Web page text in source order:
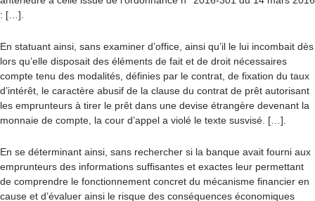
: […].
En statuant ainsi, sans examiner d’office, ainsi qu’il le lui incombait dès
lors qu’elle disposait des éléments de fait et de droit nécessaires
compte tenu des modalités, définies par le contrat, de fixation du taux
d’intérêt, le caractère abusif de la clause du contrat de prêt autorisant
les emprunteurs à tirer le prêt dans une devise étrangère devenant la
monnaie de compte, la cour d’appel a violé le texte susvisé. […].
En se déterminant ainsi, sans rechercher si la banque avait fourni aux
emprunteurs des informations suffisantes et exactes leur permettant
de comprendre le fonctionnement concret du mécanisme financier en
cause et d’évaluer ainsi le risque des conséquences économiques